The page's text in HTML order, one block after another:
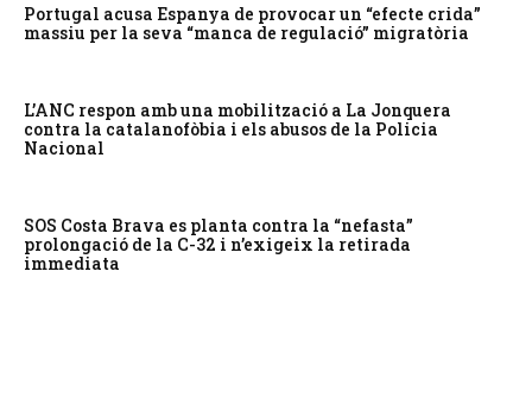
Portugal acusa Espanya de provocar un “efecte crida”
massiu per la seva “manca de regulació” migratòria
L’ANC respon amb una mobilització a La Jonquera
contra la catalanofòbia i els abusos de la Policia
Nacional
SOS Costa Brava es planta contra la “nefasta”
prolongació de la C-32 i n’exigeix la retirada
immediata